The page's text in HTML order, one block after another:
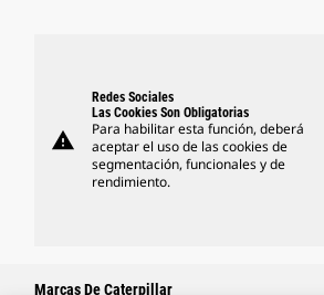
warning
Redes Sociales
Las Cookies Son Obligatorias
Para habilitar esta función, deberá
aceptar el uso de las cookies de
segmentación, funcionales y de
rendimiento.
Marcas De Caterpillar